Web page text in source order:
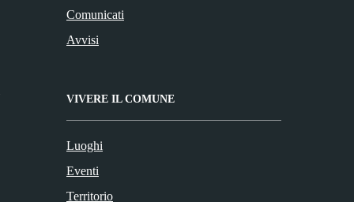
Comunicati
Avvisi
VIVERE IL COMUNE
Luoghi
Eventi
Territorio